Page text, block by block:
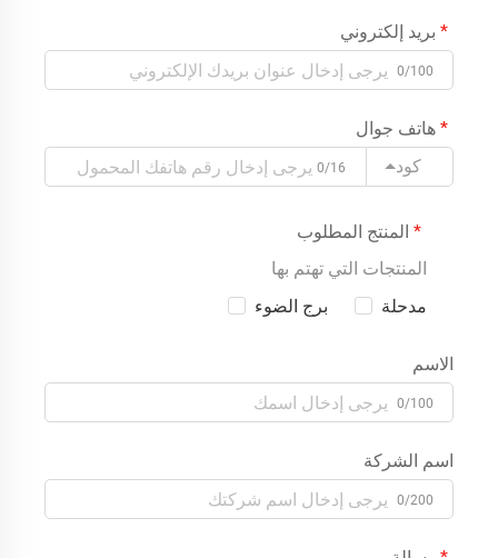
بريد إلكتروني
0/100
هاتف جوال
كود
0/16
المنتج المطلوب
المنتجات التي تهتم بها
مدحلة
برج الضوء
الاسم
0/100
اسم الشركة
0/200